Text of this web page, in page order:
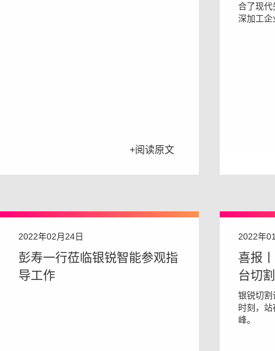
+阅读原文
合了现代
深加工企
2022年02月24日
彭寿一行莅临银锐智能参观指
导工作
2022年
喜报
台切
银锐切割
时刻，
峰。